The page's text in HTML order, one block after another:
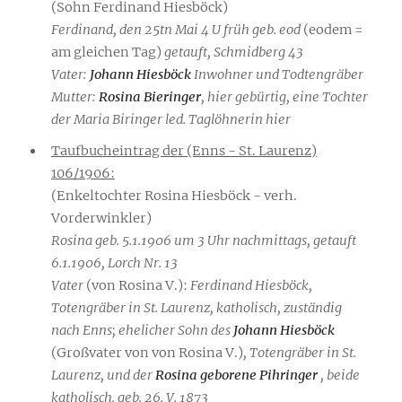
(Sohn Ferdinand Hiesböck)
Ferdinand, den 25tn Mai 4 U früh geb. eod (eodem =
am gleichen Tag) getauft, Schmidberg 43
Vater: Johann HiesböckInwohner und Todtengräber
Mutter: Rosina Bieringer, hier gebürtig, eine Tochter
der Maria Biringer led. Taglöhnerin hier
Taufbucheintrag der (Enns - St. Laurenz)
106/1906:
(Enkeltochter Rosina Hiesböck - verh.
Vorderwinkler)
Rosina geb. 5.1.1906 um 3 Uhr nachmittags, getauft
6.1.1906, Lorch Nr. 13
Vater (von Rosina V.): Ferdinand Hiesböck,
Totengräber in St. Laurenz, katholisch, zuständig
nach Enns; ehelicher Sohn des Johann Hiesböck
(Großvater von von Rosina V.), Totengräber in St.
Laurenz, und der Rosina geborene Pihringer, beide
katholisch. geb. 26. V. 1873